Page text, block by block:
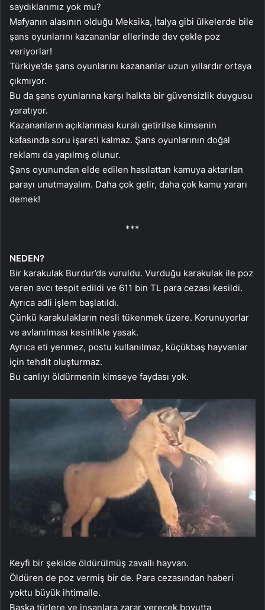
saydıklarımız yok mu?
Mafyanın alasının olduğu Meksika, İtalya gibi ülkelerde bile
şans oyunlarını kazananlar ellerinde dev çekle poz
veriyorlar!
Türkiye’de şans oyunlarını kazananlar uzun yıllardır ortaya
çıkmıyor.
Bu da şans oyunlarına karşı halkta bir güvensizlik duygusu
yaratıyor.
Kazananların açıklanması kuralı getirilse kimsenin
kafasında soru işareti kalmaz. Şans oyunlarının doğal
reklamı da yapılmış olunur.
Şans oyunundan elde edilen hasılattan kamuya aktarılan
parayı unutmayalım. Daha çok gelir, daha çok kamu yararı
demek!
***
NEDEN?
Bir karakulak Burdur’da vuruldu. Vurduğu karakulak ile poz
veren avcı tespit edildi ve 611 bin TL para cezası kesildi.
Ayrıca adli işlem başlatıldı.
Çünkü karakulakların nesli tükenmek üzere. Korunuyorlar
ve avlanılması kesinlikle yasak.
Ayrıca eti yenmez, postu kullanılmaz, küçükbaş hayvanlar
için tehdit oluşturmaz.
Bu canlıyı öldürmenin kimseye faydası yok.
Keyfi bir şekilde öldürülmüş zavallı hayvan.
Öldüren de poz vermiş bir de. Para cezasından haberi
yoktu büyük ihtimalle.
Başka türlere ve insanlara zarar verecek boyutta